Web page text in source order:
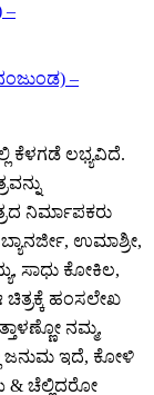
–
–
ಕೆಳಗಡೆ ಲಭ್ಯವಿದೆ.
ನಿರ್ಮಾಪಕರು
ಉಮಾಶ್ರೀ,
ಸಾಧು ಕೋಕಿಲ,
ಹಂಸಲೇಖ
ನಮ್ಮ,
ಜನುಮ ಇದೆ, ಕೋಳಿ
ಚೆಲ್ಲಿದರೋ